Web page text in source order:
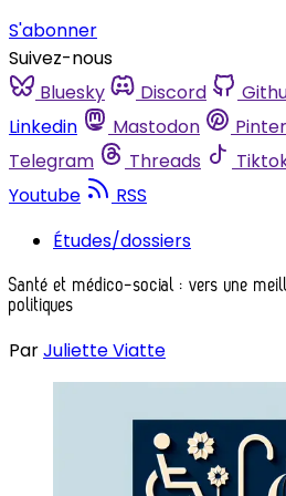
S'abonner
Suivez-nous
Bluesky
Discord
Linkedin
Mastodon
Telegram
Threads
Youtube
RSS
Études/dossiers
Santé et médico-social : vers une
politiques
ParJuliette Viatte